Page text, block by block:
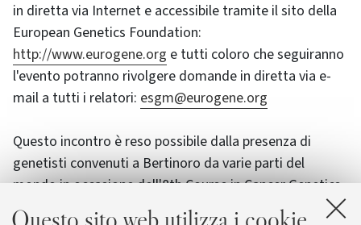
in diretta via Internet e accessibile tramite il sito della
European Genetics Foundation:
http://www.eurogene.org e tutti coloro che seguiranno
l'evento potranno rivolgere domande in diretta via e-
mail a tutti i relatori: esgm@eurogene.org
Questo incontro è reso possibile dalla presenza di
genetisti convenuti a Bertinoro da varie parti del
mondo in occasione dell'8th Course in Cancer Genetics,
organizzato dalla European Genetics Foundation i cui